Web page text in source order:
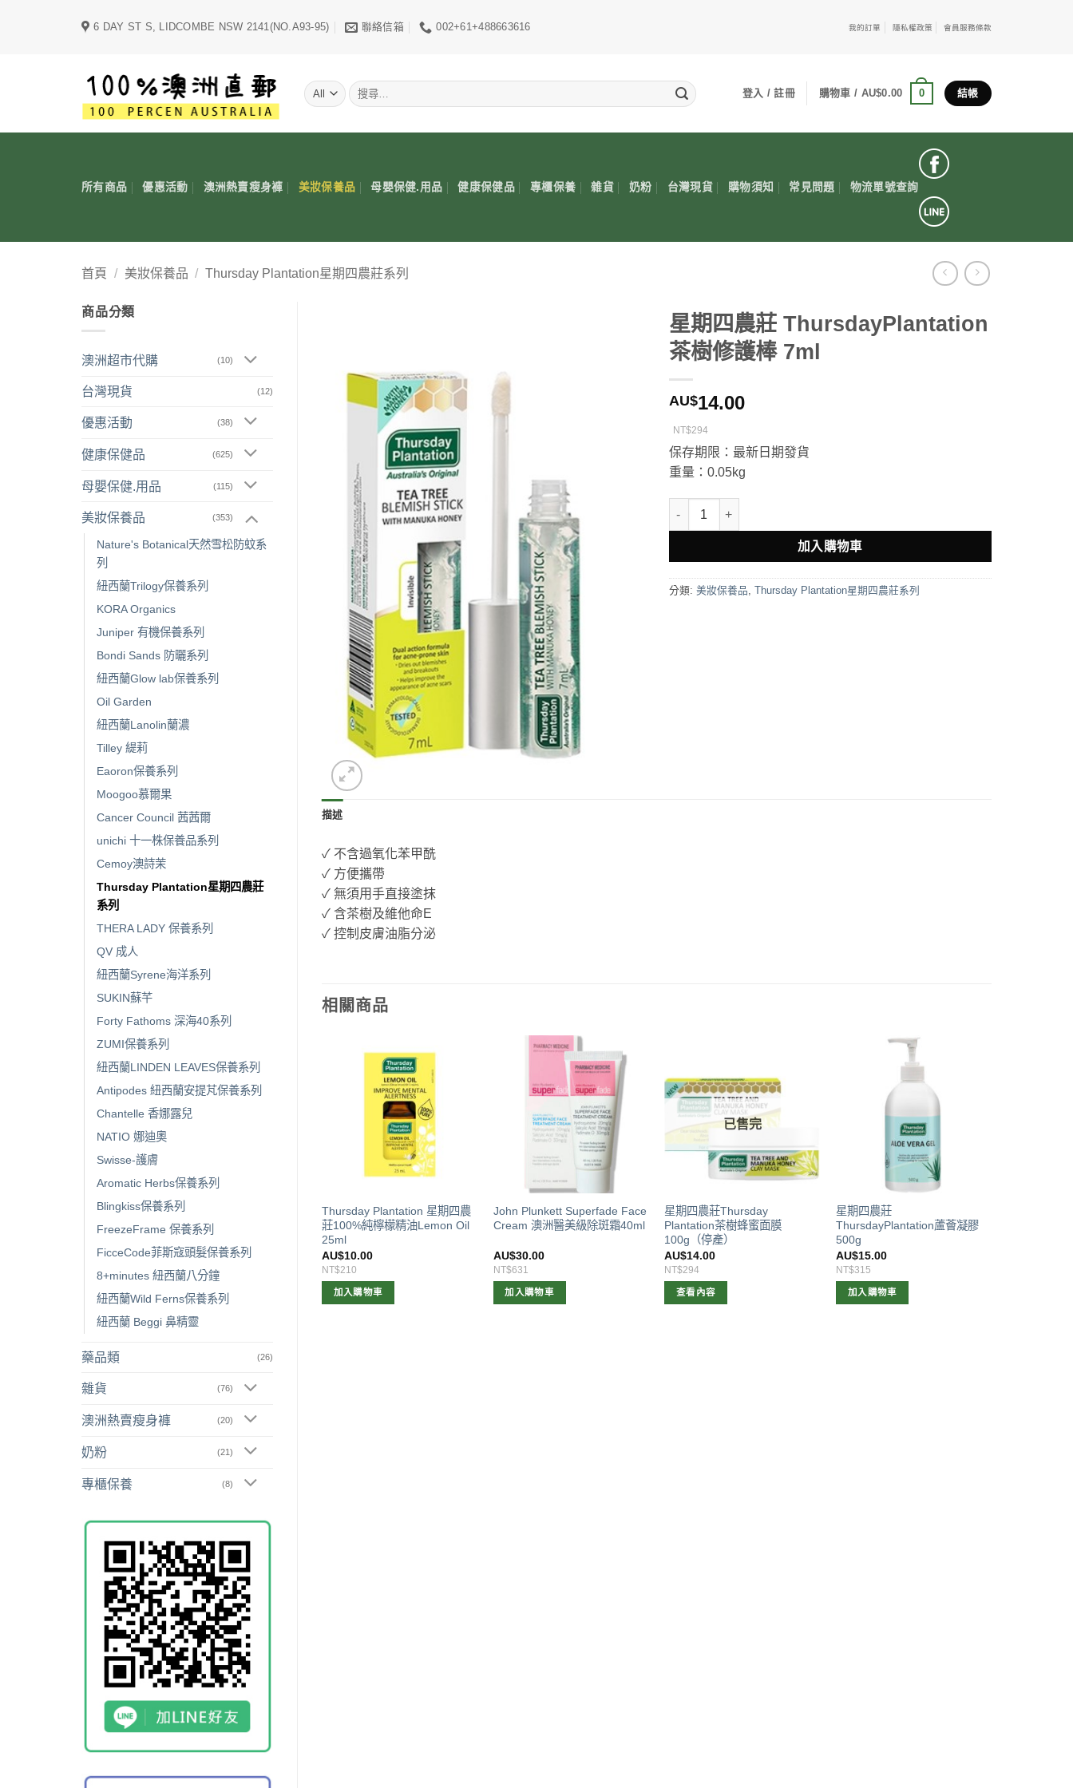
6 DAY ST S, LIDCOMBE NSW 2141(NO.A93-95) 聯絡信箱 002+61+488663616 我的訂單 隱私權政策 會員服務條款
搜
尋
鍵
登入 / 註冊 購物車 / AU$0.00 0 結帳
所有商品 優惠活動 澳洲熱賣瘦身褲 美妝保養品 母嬰保健.用品 健康保健品 專櫃保養 雜貨 奶粉 台灣現貨 購物須知 常見問題 物流單號查詢
首頁 / 美妝保養品 / Thursday Plantation星期四農莊系列
商品分類
澳洲超市代購 (10)
台灣現貨 (12)
優惠活動 (38)
健康保健品 (625)
母嬰保健.用品 (115)
美妝保養品 (353)
Nature's Botanical天然雪松防蚊系
列
紐西蘭Trilogy保養系列
KORA Organics
Juniper 有機保養系列
Bondi Sands 防曬系列
紐西蘭Glow lab保養系列
Oil Garden
紐西蘭Lanolin蘭濃
Tilley 緹莉
Eaoron保養系列
Moogoo慕爾果
Cancer Council 茜茜爾
unichi 十一株保養品系列
Cemoy澳詩茉
Thursday Plantation星期四農莊
系列
THERA LADY 保養系列
QV 成人
紐西蘭Syrene海洋系列
SUKIN蘇芊
Forty Fathoms 深海40系列
ZUMI保養系列
紐西蘭LINDEN LEAVES保養系列
Antipodes 紐西蘭安提芃保養系列
Chantelle 香娜露兒
NATIO 娜迪奧
Swisse-護膚
Aromatic Herbs保養系列
Blingkiss保養系列
FreezeFrame 保養系列
FicceCode菲斯寇頭髮保養系列
8+minutes 紐西蘭八分鐘
紐西蘭Wild Ferns保養系列
紐西蘭 Beggi 鼻精靈
藥品類 (26)
雜貨 (76)
澳洲熱賣瘦身褲 (20)
奶粉 (21)
專櫃保養 (8)
星期四農莊 ThursdayPlantation
茶樹修護棒 7ml
AU$14.00
NT$294
保存期限：最新日期發貨
重量：0.05kg
星期四農莊 ThursdayPlantation茶樹修護棒 7ml 數量
加入購物車
分類: 美妝保養品, Thursday Plantation星期四農莊系列
描述
✓ 不含過氧化苯甲酰
✓ 方便攜帶
✓ 無須用手直接塗抹
✓ 含茶樹及維他命E
✓ 控制皮膚油脂分泌
相關商品
Thursday Plantation 星期四農
莊100%純檸檬精油Lemon Oil
25ml
AU$10.00
NT$210
加入購物車
John Plunkett Superfade Face
Cream 澳洲醫美級除斑霜40ml
AU$30.00
NT$631
加入購物車
已售完
星期四農莊Thursday
Plantation茶樹蜂蜜面膜
100g（停產）
AU$14.00
NT$294
查看內容
星期四農莊
ThursdayPlantation蘆薈凝膠
500g
AU$15.00
NT$315
加入購物車
Rosehip Oil Antioxidant
星期四農莊 Thursday
Plantation 薄荷精油25ml
AU$10.00
NT$210
加入購物車